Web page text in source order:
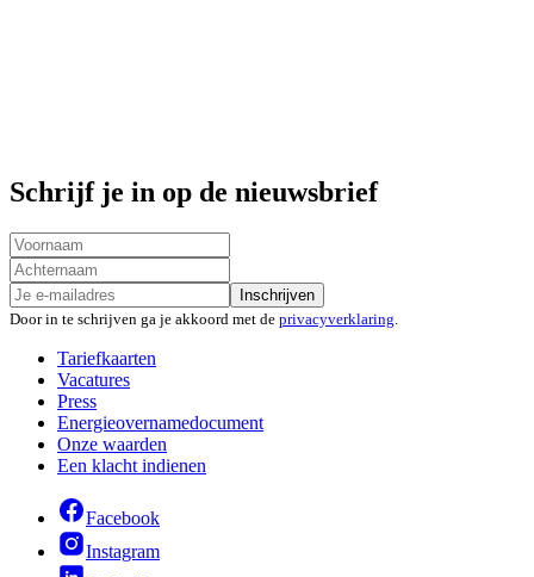
Schrijf je in op de nieuwsbrief
Inschrijven
Door in te schrijven ga je akkoord met de privacyverklaring.
Tariefkaarten
Vacatures
Press
Energieovernamedocument
Onze waarden
Een klacht indienen
Facebook
Instagram